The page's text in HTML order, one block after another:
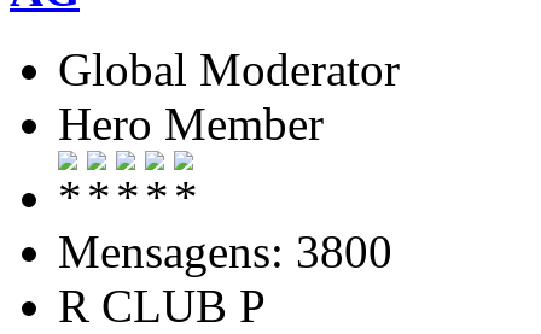
Global Moderator
Hero Member
Mensagens: 3800
R CLUB P